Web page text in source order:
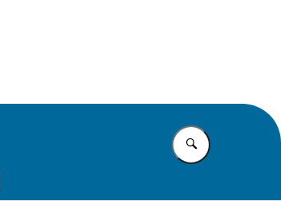
Vul in wat u